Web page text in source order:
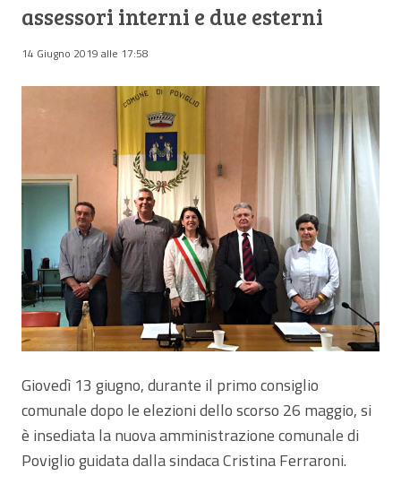
assessori interni e due esterni
14 Giugno 2019 alle 17:58
Giovedì 13 giugno, durante il primo consiglio
comunale dopo le elezioni dello scorso 26 maggio, si
è insediata la nuova amministrazione comunale di
Poviglio guidata dalla sindaca Cristina Ferraroni.